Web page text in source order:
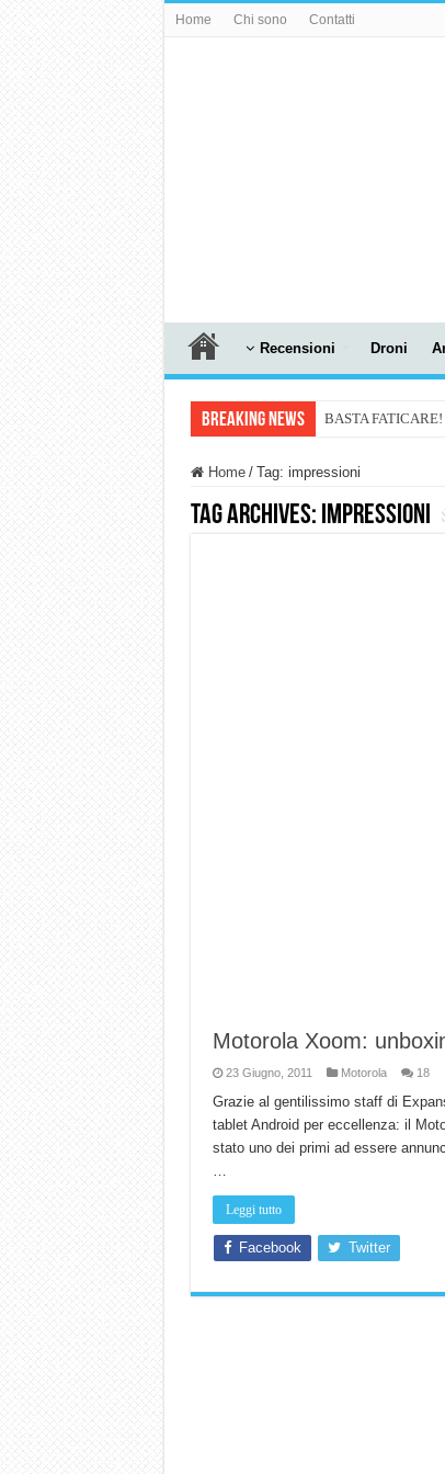
Home Chi sono Contatti
Recensioni Droni
Breaking News BASTA
Dashcam 70mai
Home / Tag: impressioni
Tag Archives: impressioni
Motorola Xoom:
23 Giugno, 2011 Motorola 18
Grazie al gentilissimo staff di
tablet Android per eccellenza: il
stato uno dei primi ad essere
Leggi tutto
Facebook Twitter